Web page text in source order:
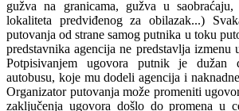
gužva na granicama, gužva u
lokaliteta predviđenog za obilazak...)
putovanja od strane samog putnika u toku
predstavnika agencija ne predstavlja izmenu
Potpisivanjem ugovora putnik je dužan
autobusu, koje mu dodeli agencija i
Organizator putovanja može promeniti
zaključenja ugovora došlo do promena u